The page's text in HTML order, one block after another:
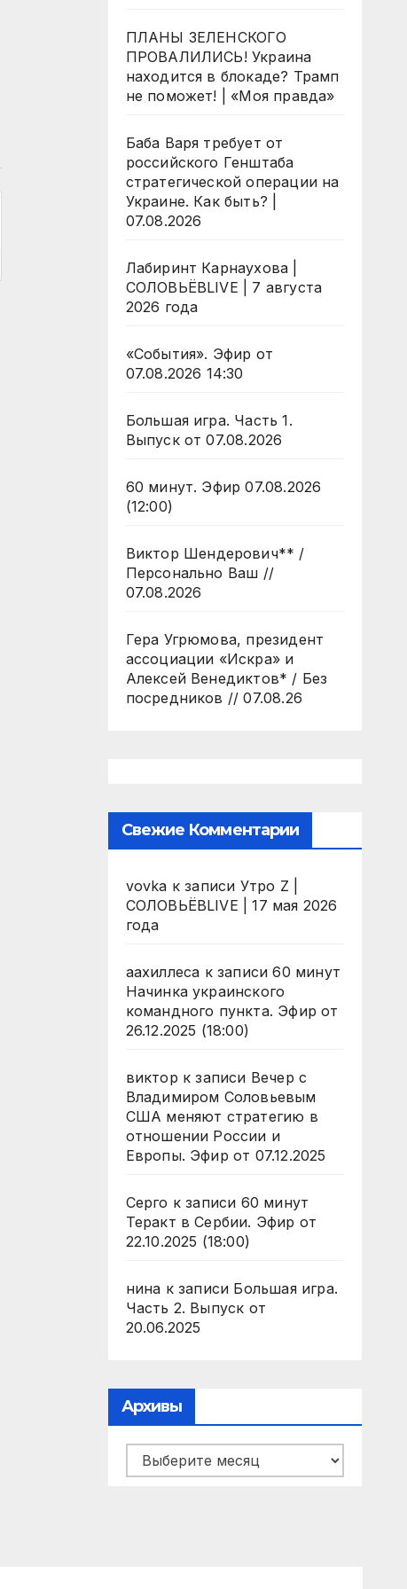
ПЛАНЫ ЗЕЛЕНСКОГО
ПРОВАЛИЛИСЬ! Украина
находится в блокаде? Трамп
не поможет! | «Моя правда»
Баба Варя требует от
российского Генштаба
стратегической операции на
Украине. Как быть? |
07.08.2026
Лабиринт Карнаухова |
СОЛОВЬЁВLIVE | 7 августа
2026 года
«События». Эфир от
07.08.2026 14:30
Большая игра. Часть 1.
Выпуск от 07.08.2026
60 минут. Эфир 07.08.2026
(12:00)
Виктор Шендерович** /
Персонально Ваш //
07.08.2026
Гера Угрюмова, президент
ассоциации «Искра» и
Алексей Венедиктов* / Без
посредников // 07.08.26
Свежие Комментарии
vovka к записи Утро Z |
СОЛОВЬЁВLIVE | 17 мая 2026
года
аахиллеса к записи60 минут
Начинка украинского
командного пункта. Эфир от
26.12.2025 (18:00)
виктор к записи Вечер с
Владимиром Соловьевым
США меняют стратегию в
отношении России и
Европы. Эфир от 07.12.2025
Серго к записи 60 минут
Теракт в Сербии. Эфир от
22.10.2025 (18:00)
нина к записи Большая игра.
Часть 2. Выпуск от
20.06.2025
Архивы
Архивы